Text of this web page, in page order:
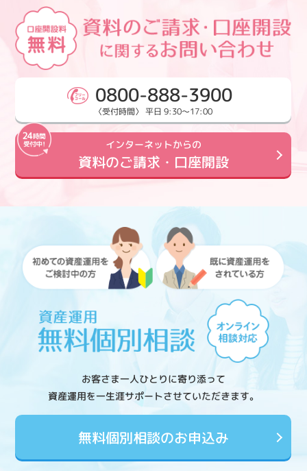
0800-888-3900
〈受付時間〉 平日 9:30～17:00
インターネットからの
資料のご請求・口座開設
お客さま一人ひとりに寄り添って
資産運用を一生涯サポートさせていただきます。
無料個別相談のお申込み